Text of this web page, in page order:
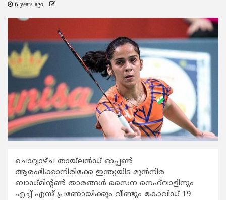
6 years ago
ചൊവ്വാഴ്ച തായ്‌ലൻഡ് ഓപ്പണ്‍
ആരംഭിക്കാനിരിക്കേ ഇന്ത്യയിട മുൻനിര
ബാഡ്മിന്‍റണ്‍ താരങ്ങള്‍ സൈന നെഹ്‌വാളിനും
എച്ച് എസ് പ്രണോയിക്കും വീണ്ടും കോവിഡ് 19